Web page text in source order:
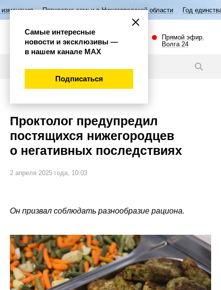
семьи в Нижегородской области Год единства народов России
Прямой эфир.
Волга 24
Проктолог предупредил
постящихся нижегородцев
о негативных последствиях
2 апреля 2025 года, 10:03
Он призвал соблюдать разнообразие рациона.
Самые интересные
новости и эксклюзивы —
в нашем канале МАХ
Подписаться